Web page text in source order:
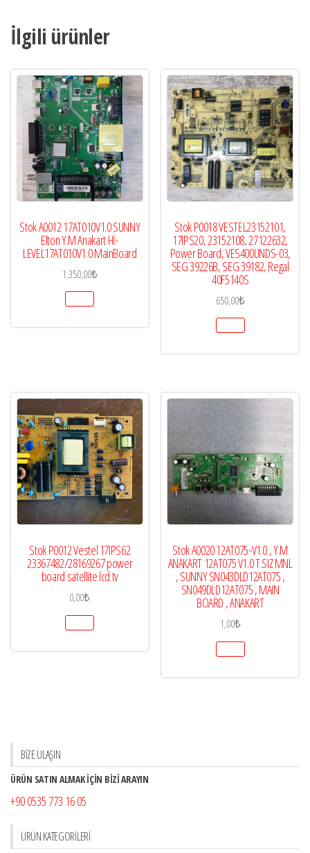
İlgili ürünler
Stok A0012 17AT010V1.0 SUNNY
Elton Y.M Anakart Hİ-
LEVEL17AT010V1.0 MainBoard
1.350,00₺
Stok P0018 VESTEL23152101,
17IPS20, 23152108, 27122632,
Power Board, VES400UNDS-03,
SEG 39226B, SEG 39182, Regal
40F5140S
650,00₺
Stok P0012 Vestel 17IPS62
23367482/28169267 power
board satellite lcd tv
0,00₺
Stok A0020 12AT075-V1.0 , Y.M
ANAKART 12AT075 V1.0 T.SIZ MNL
, SUNNY SN043DLD12AT075 ,
SN049DLD12AT075 , MAIN
BOARD , ANAKART
1,00₺
BİZE ULAŞIN
ÜRÜN SATIN ALMAK İÇİN BİZİ ARAYIN
+90 0535 773 16 05
ÜRÜN KATEGORILERI